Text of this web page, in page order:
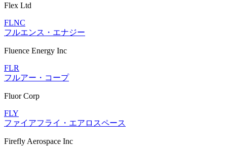
Flex Ltd
FLNC
フルエンス・エナジー
Fluence Energy Inc
FLR
フルアー・コープ
Fluor Corp
FLY
ファイアフライ・エアロスペース
Firefly Aerospace Inc